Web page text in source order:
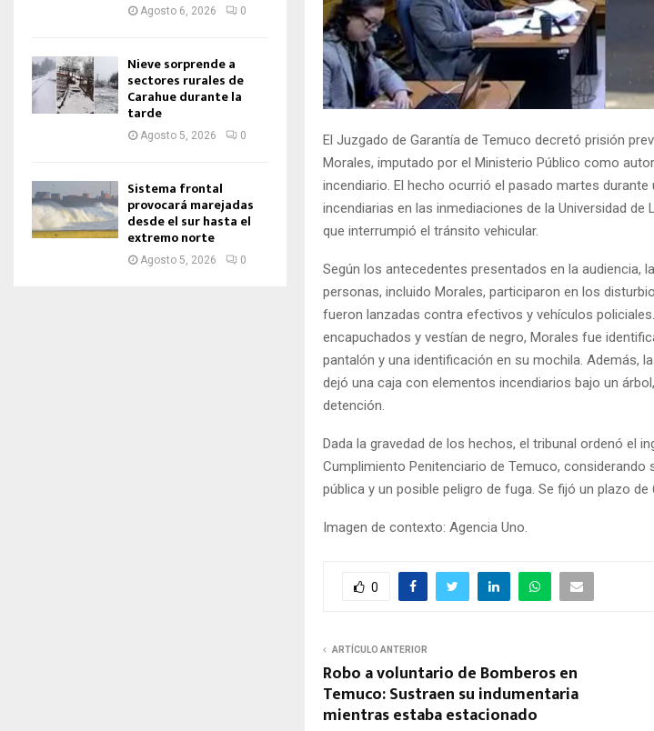
El Juzgado de Garantía de Temuco decretó prisión
Morales, imputado por el Ministerio Público como
incendiario. El hecho ocurrió el pasado martes
incendiarias en las inmediaciones de la Universidad de
que interrumpió el tránsito vehicular.
Según los antecedentes presentados en la audiencia,
personas, incluido Morales, participaron en los
fueron lanzadas contra efectivos y vehículos
encapuchados y vestían de negro, Morales fue
pantalón y una identificación en su mochila. Además,
dejó una caja con elementos incendiarios bajo un
detención.
Dada la gravedad de los hechos, el tribunal ordenó el
Cumplimiento Penitenciario de Temuco, considerando
pública y un posible peligro de fuga. Se fijó un plazo
Imagen de contexto: Agencia Uno.
0
ARTÍCULO ANTERIOR
Robo a voluntario de Bomberos en
Temuco: Sustraen su indumentaria
mientras estaba estacionado
Agosto 6, 2026 0
Nieve sorprende a
sectores rurales de
Carahue durante la
tarde
Agosto 5, 2026 0
Sistema frontal
provocará marejadas
desde el sur hasta el
extremo norte
Agosto 5, 2026 0